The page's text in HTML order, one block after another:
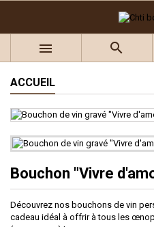
Ajouter à ma liste
Vous devez être connecté
 
ACCUEIL
Bouchon "Vivre
Découvrez nos bouchons de vin
cadeau idéal à offrir à tous les